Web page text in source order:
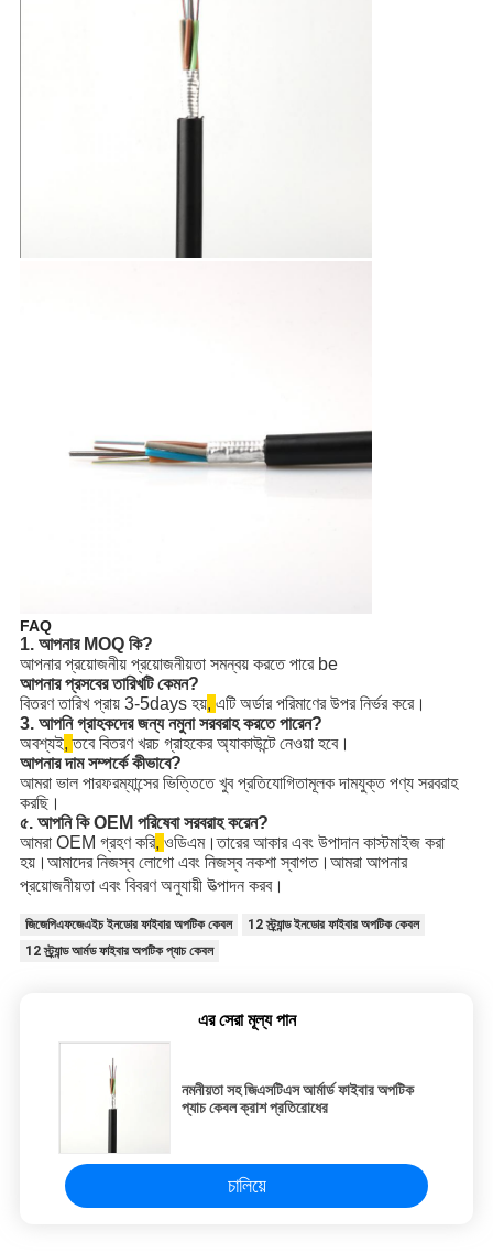
FAQ
1. আপনার MOQ কি?
আপনার প্রয়োজনীয় প্রয়োজনীয়তা সমন্বয় করতে পারে be
আপনার প্রসবের তারিখটি কেমন?
বিতরণ তারিখ প্রায় 3-5days হয়, এটি অর্ডার পরিমাণের উপর নির্ভর করে।
3. আপনি গ্রাহকদের জন্য নমুনা সরবরাহ করতে পারেন?
অবশ্যই, তবে বিতরণ খরচ গ্রাহকের অ্যাকাউন্টে নেওয়া হবে।
আপনার দাম সম্পর্কে কীভাবে?
আমরা ভাল পারফরম্যান্সের ভিত্তিতে খুব প্রতিযোগিতামূলক দামযুক্ত পণ্য সরবরাহ
করছি।
৫. আপনি কি OEM পরিষেবা সরবরাহ করেন?
আমরা OEM গ্রহণ করি, ওডিএম।তারের আকার এবং উপাদান কাস্টমাইজ করা
হয়।আমাদের নিজস্ব লোগো এবং নিজস্ব নকশা স্বাগত।আমরা আপনার
প্রয়োজনীয়তা এবং বিবরণ অনুযায়ী উত্পাদন করব।
জিজেপিএফজেএইচ ইনডোর ফাইবার অপটিক কেবল
12 স্ট্র্যান্ড ইনডোর ফাইবার অপটিক কেবল
12 স্ট্র্যান্ড আর্মড ফাইবার অপটিক প্যাচ কেবল
এর সেরা মূল্য পান
নমনীয়তা সহ জিএসটিএস আর্মার্ড ফাইবার অপটিক
প্যাচ কেবল ক্রাশ প্রতিরোধের
চালিয়ে